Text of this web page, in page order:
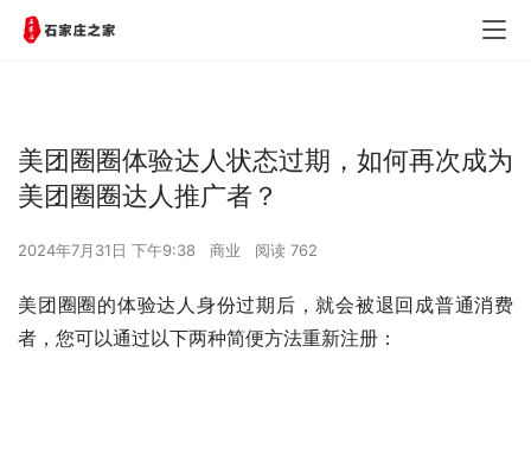
美团圈圈体验达人状态过期，如何再次成为
美团圈圈达人推广者？
2024年7月31日 下午9:38 商业 阅读 762
美团圈圈的体验达人身份过期后，就会被退回成普通消费
者，您可以通过以下两种简便方法重新注册：